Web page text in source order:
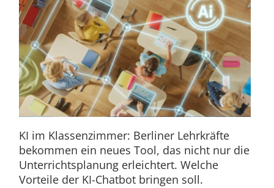
KI im Klassenzimmer: Berliner Lehrkräfte
bekommen ein neues Tool, das nicht nur die
Unterrichtsplanung erleichtert. Welche
Vorteile der KI-Chatbot bringen soll.